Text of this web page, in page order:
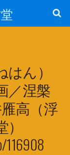
ん）
／涅槃
高（浮
116908